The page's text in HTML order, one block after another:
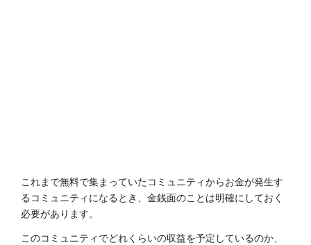
これまで無料で集まっていたコミュニティからお金が発生す
るコミュニティになるとき、金銭面のことは明確にしておく
必要があります。
このコミュニティでどれくらいの収益を予定しているのか、